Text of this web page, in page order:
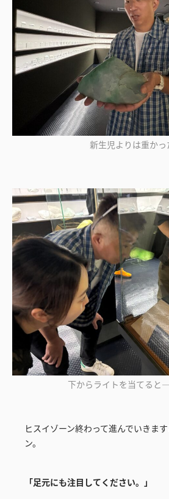
新生児よりは重かっ
下からライトを当てる
ヒスイゾーン終わって進んでいきま
ン。
「足元にも注目してください。」